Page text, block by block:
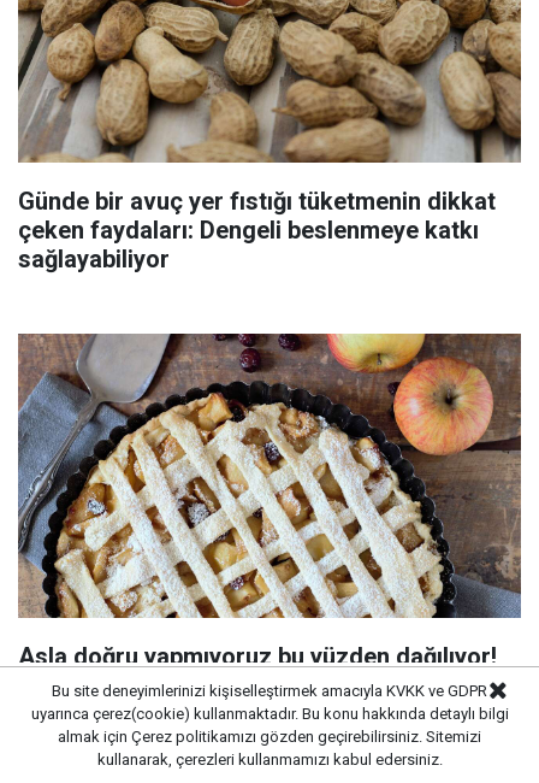
Günde bir avuç yer fıstığı tüketmenin dikkat
çeken faydaları: Dengeli beslenmeye katkı
sağlayabiliyor
Asla doğru yapmıyoruz bu yüzden dağılıyor!
Keki fırından kalıp gibi çıkartan tüyo
Bu site deneyimlerinizi kişiselleştirmek amacıyla KVKK ve GDPR
uyarınca çerez(cookie) kullanmaktadır. Bu konu hakkında detaylı bilgi
almak için Çerez politikamızı gözden geçirebilirsiniz. Sitemizi
kullanarak, çerezleri kullanmamızı kabul edersiniz.